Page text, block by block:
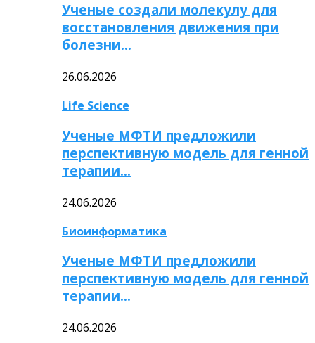
Ученые создали молекулу для
восстановления движения при
болезни…
26.06.2026
Life Science
Ученые МФТИ предложили
перспективную модель для генной
терапии…
24.06.2026
Биоинформатика
Ученые МФТИ предложили
перспективную модель для генной
терапии…
24.06.2026